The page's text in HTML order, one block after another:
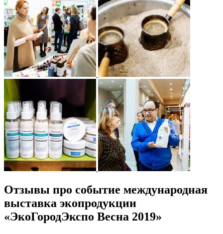
Отзывы про событие международная
выставка экопродукции
«ЭкоГородЭкспо Весна 2019»